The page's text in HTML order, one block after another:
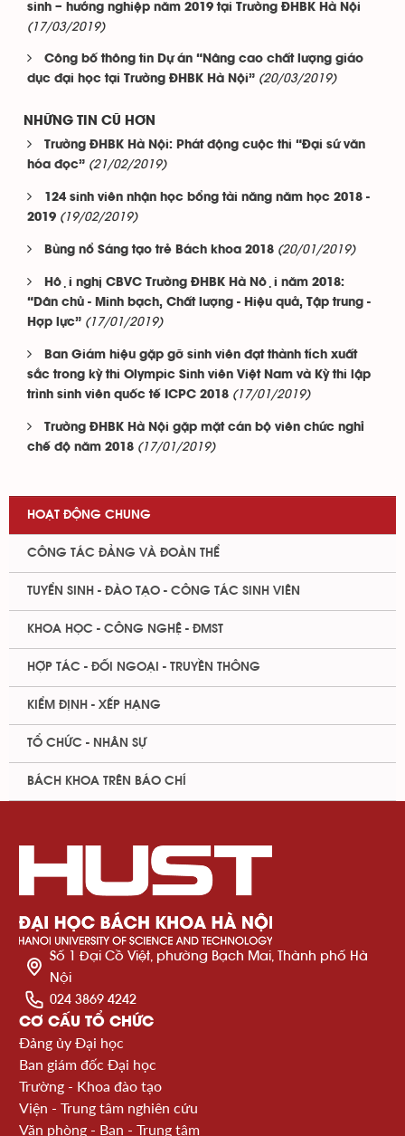
sinh – hướng nghiệp năm 2019 tại Trường ĐHBK Hà Nội
(17/03/2019)
Công bố thông tin Dự án “Nâng cao chất lượng giáo
dục đại học tại Trường ĐHBK Hà Nội” (20/03/2019)
NHỮNG TIN CŨ HƠN
Trường ĐHBK Hà Nội: Phát động cuộc thi “Đại sứ văn
hóa đọc” (21/02/2019)
124 sinh viên nhận học bổng tài năng năm học 2018 -
2019 (19/02/2019)
Bùng nổ Sáng tạo trẻ Bách khoa 2018 (20/01/2019)
Hội nghị CBVC Trường ĐHBK Hà Nội năm 2018:
“Dân chủ - Minh bạch, Chất lượng - Hiệu quả, Tập trung -
Hợp lực” (17/01/2019)
Ban Giám hiệu gặp gỡ sinh viên đạt thành tích xuất
sắc trong kỳ thi Olympic Sinh viên Việt Nam và Kỳ thi lập
trình sinh viên quốc tế ICPC 2018 (17/01/2019)
Trường ĐHBK Hà Nội gặp mặt cán bộ viên chức nghỉ
chế độ năm 2018 (17/01/2019)
HOẠT ĐỘNG CHUNG
CÔNG TÁC ĐẢNG VÀ ĐOÀN THỂ
TUYỂN SINH - ĐÀO TẠO - CÔNG TÁC SINH VIÊN
KHOA HỌC - CÔNG NGHỆ - ĐMST
HỢP TÁC - ĐỐI NGOẠI - TRUYỀN THÔNG
KIỂM ĐỊNH - XẾP HẠNG
TỔ CHỨC - NHÂN SỰ
BÁCH KHOA TRÊN BÁO CHÍ
Số 1 Đại Cồ Việt, phường Bạch Mai, Thành phố Hà
Nội
024 3869 4242
CƠ CẤU TỔ CHỨC
Đảng ủy Đại học
Ban giám đốc Đại học
Trường - Khoa đào tạo
Viện - Trung tâm nghiên cứu
Văn phòng - Ban - Trung tâm